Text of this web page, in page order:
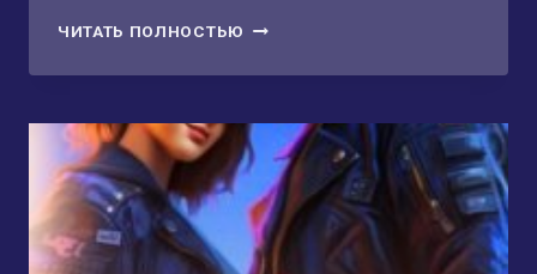
ЧИТАТЬ ПОЛНОСТЬЮ БЕЛОСНЕЖКА
СЕРЫЙ